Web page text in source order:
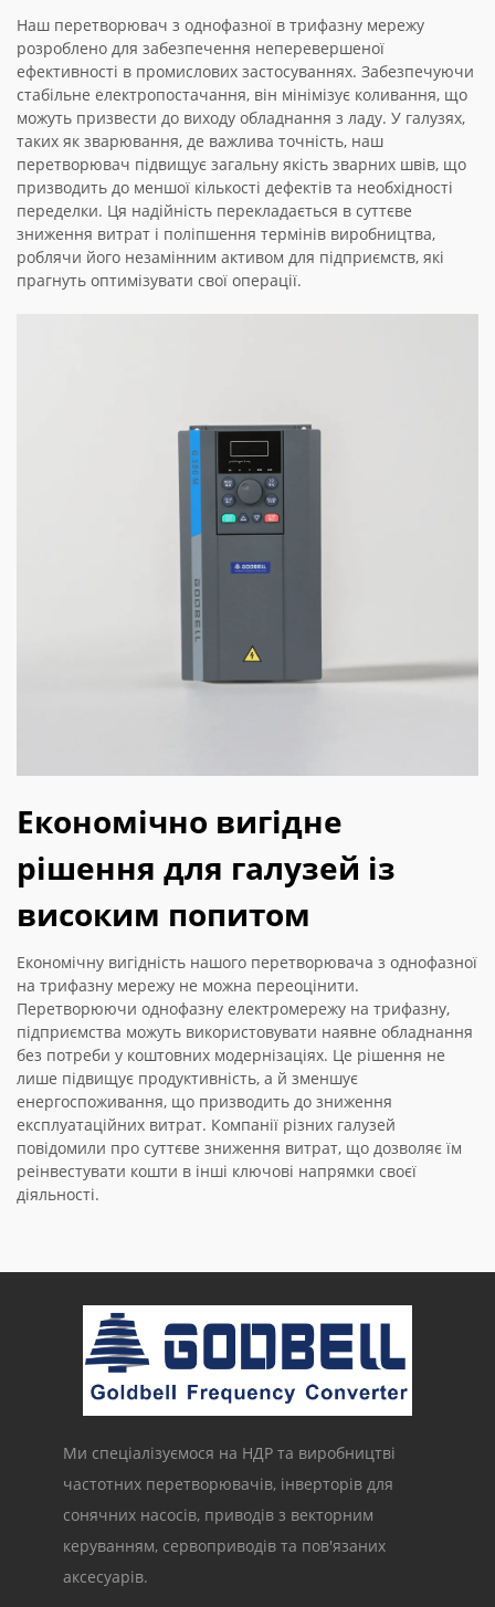
Наш перетворювач з однофазної в трифазну мережу
розроблено для забезпечення неперевершеної
ефективності в промислових застосуваннях. Забезпечуючи
стабільне електропостачання, він мінімізує коливання, що
можуть призвести до виходу обладнання з ладу. У галузях,
таких як зварювання, де важлива точність, наш
перетворювач підвищує загальну якість зварних швів, що
призводить до меншої кількості дефектів та необхідності
переделки. Ця надійність перекладається в суттєве
зниження витрат і поліпшення термінів виробництва,
роблячи його незамінним активом для підприємств, які
прагнуть оптимізувати свої операції.
Економічно вигідне
рішення для галузей із
високим попитом
Економічну вигідність нашого перетворювача з однофазної
на трифазну мережу не можна переоцінити.
Перетворюючи однофазну електромережу на трифазну,
підприємства можуть використовувати наявне обладнання
без потреби у коштовних модернізаціях. Це рішення не
лише підвищує продуктивність, а й зменшує
енергоспоживання, що призводить до зниження
експлуатаційних витрат. Компанії різних галузей
повідомили про суттєве зниження витрат, що дозволяє їм
реінвестувати кошти в інші ключові напрямки своєї
діяльності.
Ми спеціалізуємося на НДР та виробництві
частотних перетворювачів, інверторів для
сонячних насосів, приводів з векторним
керуванням, сервоприводів та пов'язаних
аксесуарів.